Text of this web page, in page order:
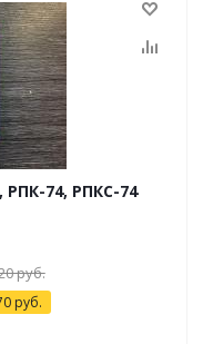
РПК-74, РПКС-74
руб.
руб.